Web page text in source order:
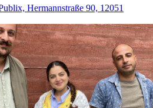
Hermannstraße 90, 12051